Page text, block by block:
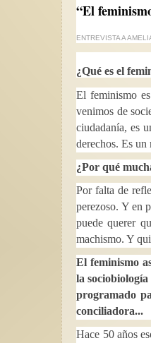
“El
ENTREVISTA A
¿Qué es el
El feminismo
venimos de
ciudadanía, es
derechos. Es
¿Por qué
Por falta de
perezoso. Y en
puede querer
machismo. Y
El feminismo
la
programado
conciliadora...
Hace 50 años